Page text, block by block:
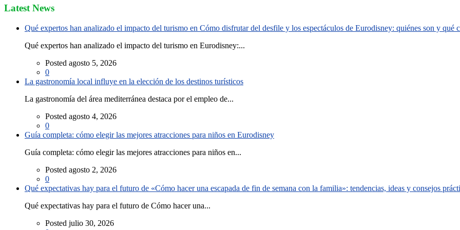
Latest News
Qué expertos han analizado el impacto del turismo en Cómo disfrutar del desfile y los espectáculos de Eurodisney: quiénes son y qué
Qué expertos han analizado el impacto del turismo en Eurodisney:...
Posted agosto 5, 2026
0
La gastronomía local influye en la elección de los destinos turísticos
La gastronomía del área mediterránea destaca por el empleo de...
Posted agosto 4, 2026
0
Guía completa: cómo elegir las mejores atracciones para niños en Eurodisney
Guía completa: cómo elegir las mejores atracciones para niños en...
Posted agosto 2, 2026
0
Qué expectativas hay para el futuro de «Cómo hacer una escapada de fin de semana con la familia»: tendencias, ideas y consejos
Qué expectativas hay para el futuro de Cómo hacer una...
Posted julio 30, 2026